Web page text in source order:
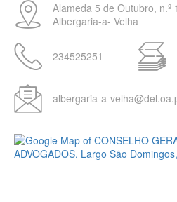
Alameda 5 de Outubro, n.º
Albergaria-a- Velha
234525251
albergaria-a-